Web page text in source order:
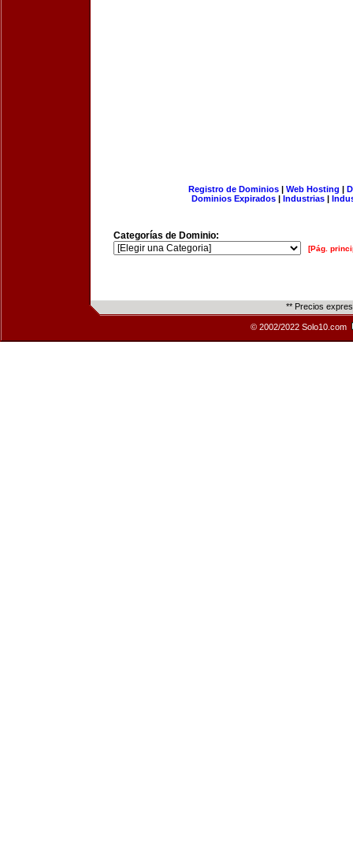
Registro de Dominios| Web Hosting |
Dominios Expirados | Industrias |
Categorías de Dominio:
[Pág.
** Precios
© 2002/2022 Solo10.com